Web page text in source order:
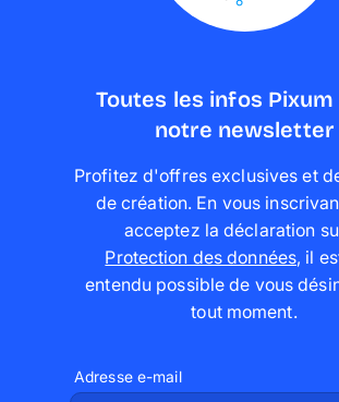
Toutes les infos
notre newsletter
Profitez d'offres exclusives et
de création. En vous
acceptez la déclaration
Protection des données, il
entendu possible de vous
tout moment.
Adresse e-mail